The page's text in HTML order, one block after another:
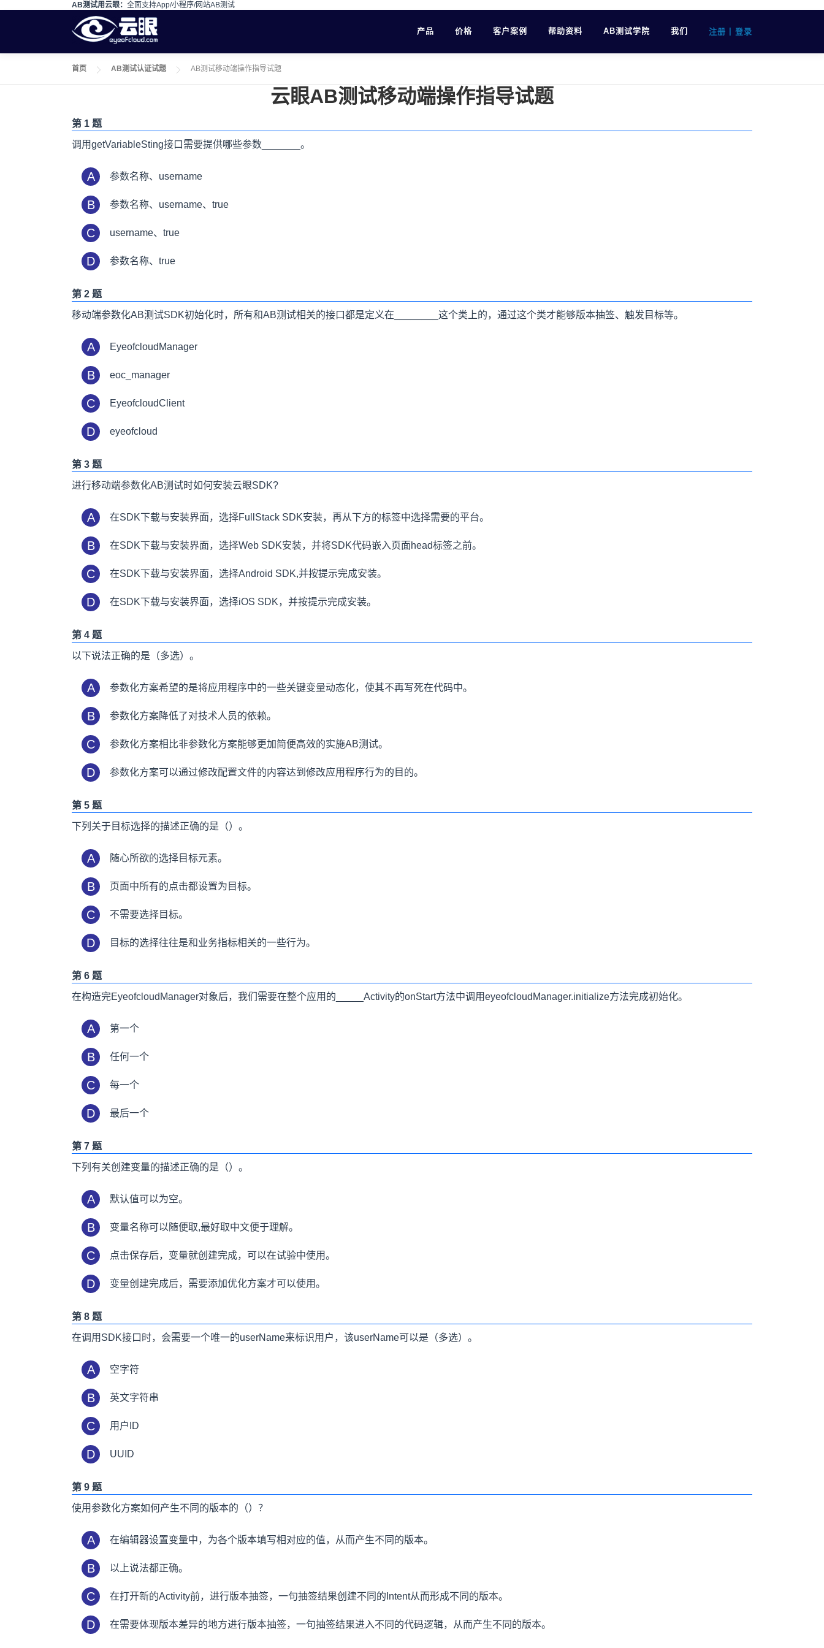
AB测试用云眼： 全面支持App/小程序/网站AB测试
产品 价格 客户案例 帮助资料 AB测试学院 我们 注册 登录
首页 AB测试认证试题 AB测试移动端操作指导试题
云眼AB测试移动端操作指导试题
第 1 题
调用getVariableSting接口需要提供哪些参数_______。
A 参数名称、username
B 参数名称、username、true
C username、true
D 参数名称、true
第 2 题
移动端参数化AB测试SDK初始化时，所有和AB测试相关的接口都是定义在________这个类上的，通过这个类才能够版本抽签、触发目标等。
A EyeofcloudManager
B eoc_manager
C EyeofcloudClient
D eyeofcloud
第 3 题
进行移动端参数化AB测试时如何安装云眼SDK?
A 在SDK下载与安装界面，选择FullStack SDK安装，再从下方的标签中选择需要的平台。
B 在SDK下载与安装界面，选择Web SDK安装，并将SDK代码嵌入页面head标签之前。
C 在SDK下载与安装界面，选择Android SDK,并按提示完成安装。
D 在SDK下载与安装界面，选择iOS SDK，并按提示完成安装。
第 4 题
以下说法正确的是（多选）。
A 参数化方案希望的是将应用程序中的一些关键变量动态化，使其不再写死在代码中。
B 参数化方案降低了对技术人员的依赖。
C 参数化方案相比非参数化方案能够更加简便高效的实施AB测试。
D 参数化方案可以通过修改配置文件的内容达到修改应用程序行为的目的。
第 5 题
下列关于目标选择的描述正确的是（）。
A 随心所欲的选择目标元素。
B 页面中所有的点击都设置为目标。
C 不需要选择目标。
D 目标的选择往往是和业务指标相关的一些行为。
第 6 题
在构造完EyeofcloudManager对象后，我们需要在整个应用的_____Activity的onStart方法中调用eyeofcloudManager.initialize方法完成初始化。
A 第一个
B 任何一个
C 每一个
D 最后一个
第 7 题
下列有关创建变量的描述正确的是（）。
A 默认值可以为空。
B 变量名称可以随便取,最好取中文便于理解。
C 点击保存后，变量就创建完成，可以在试验中使用。
D 变量创建完成后，需要添加优化方案才可以使用。
第 8 题
在调用SDK接口时，会需要一个唯一的userName来标识用户，该userName可以是（多选）。
A 空字符
B 英文字符串
C 用户ID
D UUID
第 9 题
使用参数化方案如何产生不同的版本的（）？
A 在编辑器设置变量中，为各个版本填写相对应的值，从而产生不同的版本。
B 以上说法都正确。
C 在打开新的Activity前，进行版本抽签，一句抽签结果创建不同的Intent从而形成不同的版本。
D 在需要体现版本差异的地方进行版本抽签，一句抽签结果进入不同的代码逻辑，从而产生不同的版本。